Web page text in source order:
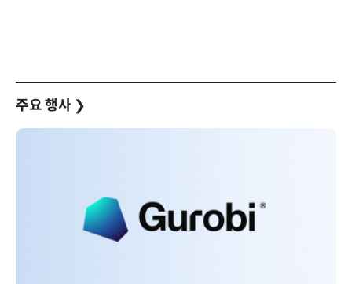
주요 행사 ❯